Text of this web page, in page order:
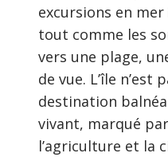
excursions en
tout comme les
vers une plage,
de vue. L’île n’est
destination
vivant, marqué
l’agriculture et la